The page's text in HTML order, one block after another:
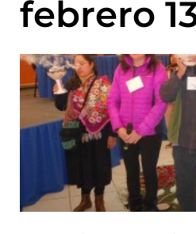
febrero